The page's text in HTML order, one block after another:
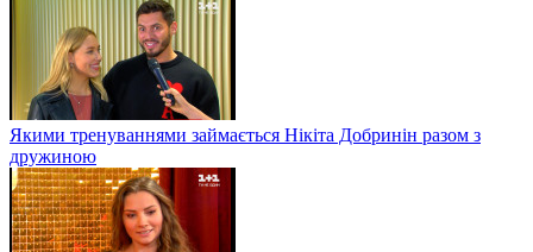
Якими тренуваннями займається Нікіта Добринін разом з
дружиною